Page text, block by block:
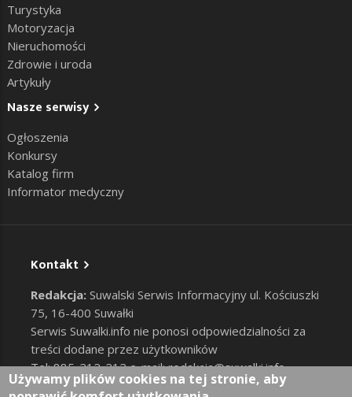
Turystyka
Motoryzacja
Nieruchomości
Zdrowie i uroda
Artykuły
Nasze serwisy
Ogłoszenia
Konkursy
Katalog firm
Informator medyczny
Kontakt
Redakcja: Suwalski Serwis Informacyjny ul. Kościuszki
75, 16-400 Suwałki
Serwis Suwalki.info nie ponosi odpowiedzialności za
treści dodane przez użytkowników
Tel: 885-212-212 e-mail:redakcja@suwalki.info,
reklama@suwalki.info
Używamy plików cookies na tej stronie, aby